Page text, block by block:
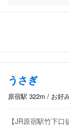
うさぎ
原宿駅 322m / お好
【JR原宿駅竹下